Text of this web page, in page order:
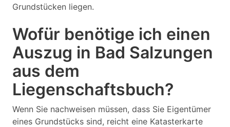
Grundstücken liegen.
Wofür benötige ich einen
Auszug in Bad Salzungen
aus dem
Liegenschaftsbuch?
Wenn Sie nachweisen müssen, dass Sie Eigentümer
eines Grundstücks sind, reicht eine Katasterkarte